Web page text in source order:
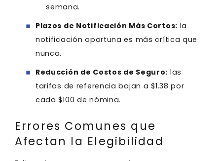
semana.
Plazos de Notificación Más Cortos: la
notificación oportuna es más crítica que
nunca.
Reducción de Costos de Seguro: las
tarifas de referencia bajan a $1.38 por
cada $100 de nómina.
Errores Comunes que
Afectan la Elegibilidad